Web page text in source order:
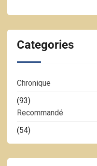
Categories
Chronique
(93)
Recommandé
(54)